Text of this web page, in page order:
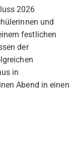
2026
und
festlichen
der
in
Abend in einen